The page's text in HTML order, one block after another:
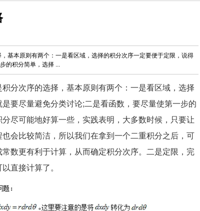
基本原则有两个：一是看区域，选择的积分次序一定要便于定限，说得
的积分简单，选择 ...
分次序的选择，基本原则有两个：一是看区域，选择
要尽量避免分类讨论;二是看函数，要尽量使第一步的
尽可能地好算一些，实践表明，大多数时候，只要让
会比较简洁，所以我们在拿到一个二重积分之后，可
数更有利于计算，从而确定积分次序。二是定限，完
直接计算了。